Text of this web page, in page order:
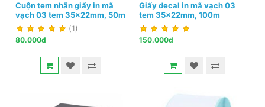
Cuộn tem nhãn giấy in mã
vạch 03 tem 35x22mm, 50m
(1)
80.000đ
Giấy decal in mã vạch 03
tem 35x22mm, 100m
150.000đ